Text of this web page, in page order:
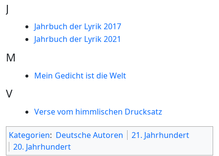
J
Jahrbuch der Lyrik 2017
Jahrbuch der Lyrik 2021
M
Mein Gedicht ist die Welt
V
Verse vom himmlischen Drucksatz
Kategorien: Deutsche Autoren
21. Jahrhundert
20. Jahrhundert